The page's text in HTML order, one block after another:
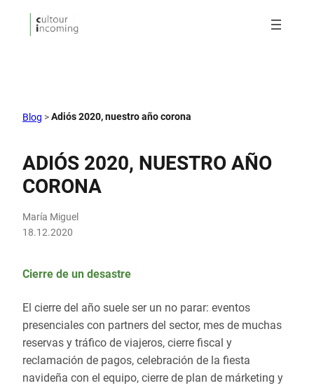
Blog >Adiós 2020, nuestro año corona
ADIÓS 2020, NUESTRO AÑO
CORONA
María Miguel
18.12.2020
Cierre de un desastre
El cierre del año suele ser un no parar: eventos
presenciales con partners del sector, mes de muchas
reservas y tráfico de viajeros, cierre fiscal y
reclamación de pagos, celebración de la fiesta
navideña con el equipo, cierre de plan de márketing y